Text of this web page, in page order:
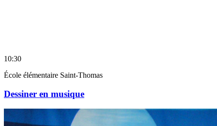
10:30
École élémentaire Saint-Thomas
Dessiner en musique